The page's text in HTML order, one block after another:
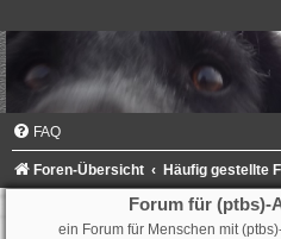
FAQ
Foren-Übersicht Häufig gestellte
Forum für (ptbs)-
ein Forum für Menschen mit